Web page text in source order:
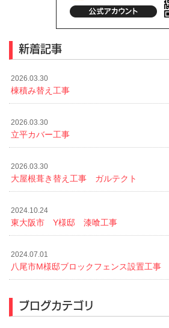
新着記事
2026.03.30
棟積み替え工事
2026.03.30
立平カバー工事
2026.03.30
大屋根葺き替え工事 ガルテクト
2024.10.24
東大阪市 Y様邸 漆喰工事
2024.07.01
八尾市M様邸ブロックフェンス設置工事
ブログカテゴリ